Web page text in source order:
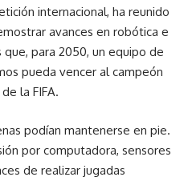
internacional, ha reunido
avances en robótica e
para 2050, un equipo de
pueda vencer al campeón
la FIFA.
podían mantenerse en pie.
por computadora, sensores
de realizar jugadas